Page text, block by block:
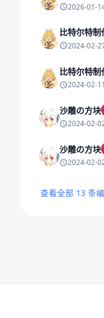
2026-01-
比特尔特制
2024-02-
比特尔特制
2024-02-
沙雕の方块
2024-02-
沙雕の方块
2024-02-
查看全部 13 条